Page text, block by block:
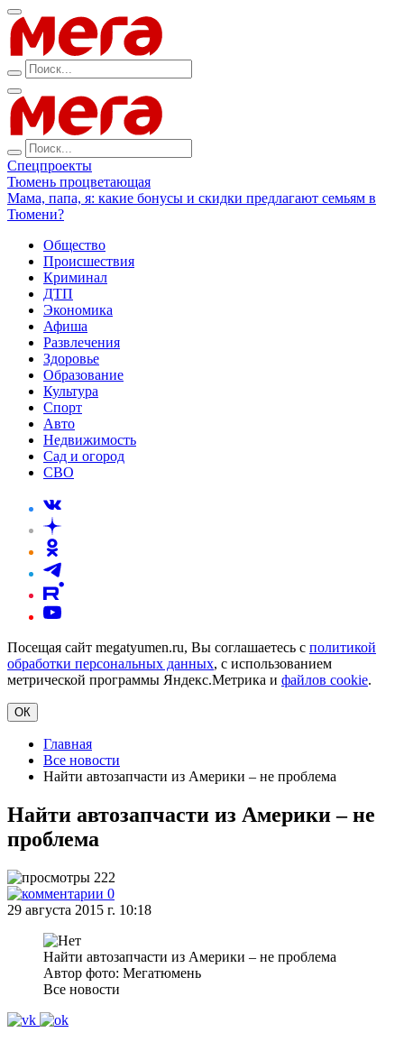
Спецпроекты
Тюмень процветающая
Мама, папа, я: какие бонусы и скидки предлагают семьям в
Тюмени?
Общество
Происшествия
Криминал
ДТП
Экономика
Афиша
Развлечения
Здоровье
Образование
Культура
Спорт
Авто
Недвижимость
Сад и огород
СВО
Посещая сайт megatyumen.ru, Вы соглашаетесь с политикой
обработки персональных данных, с использованием
метрической программы Яндекс.Метрика и файлов cookie.
ОК
Главная
Все новости
Найти автозапчасти из Америки – не проблема
Найти автозапчасти из Америки – не
проблема
222
0
29 августа 2015 г. 10:18
Найти автозапчасти из Америки – не проблема
Автор фото: Мегатюмень
Все новости